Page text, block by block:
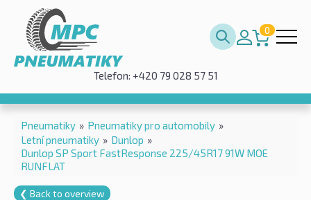
0
Telefon: +420 79 028 57 51
Pneumatiky » Pneumatiky pro automobily »
Letní pneumatiky » Dunlop »
Dunlop SP Sport FastResponse 225/45R17 91W MOE
RUNFLAT
❮ Back to overview